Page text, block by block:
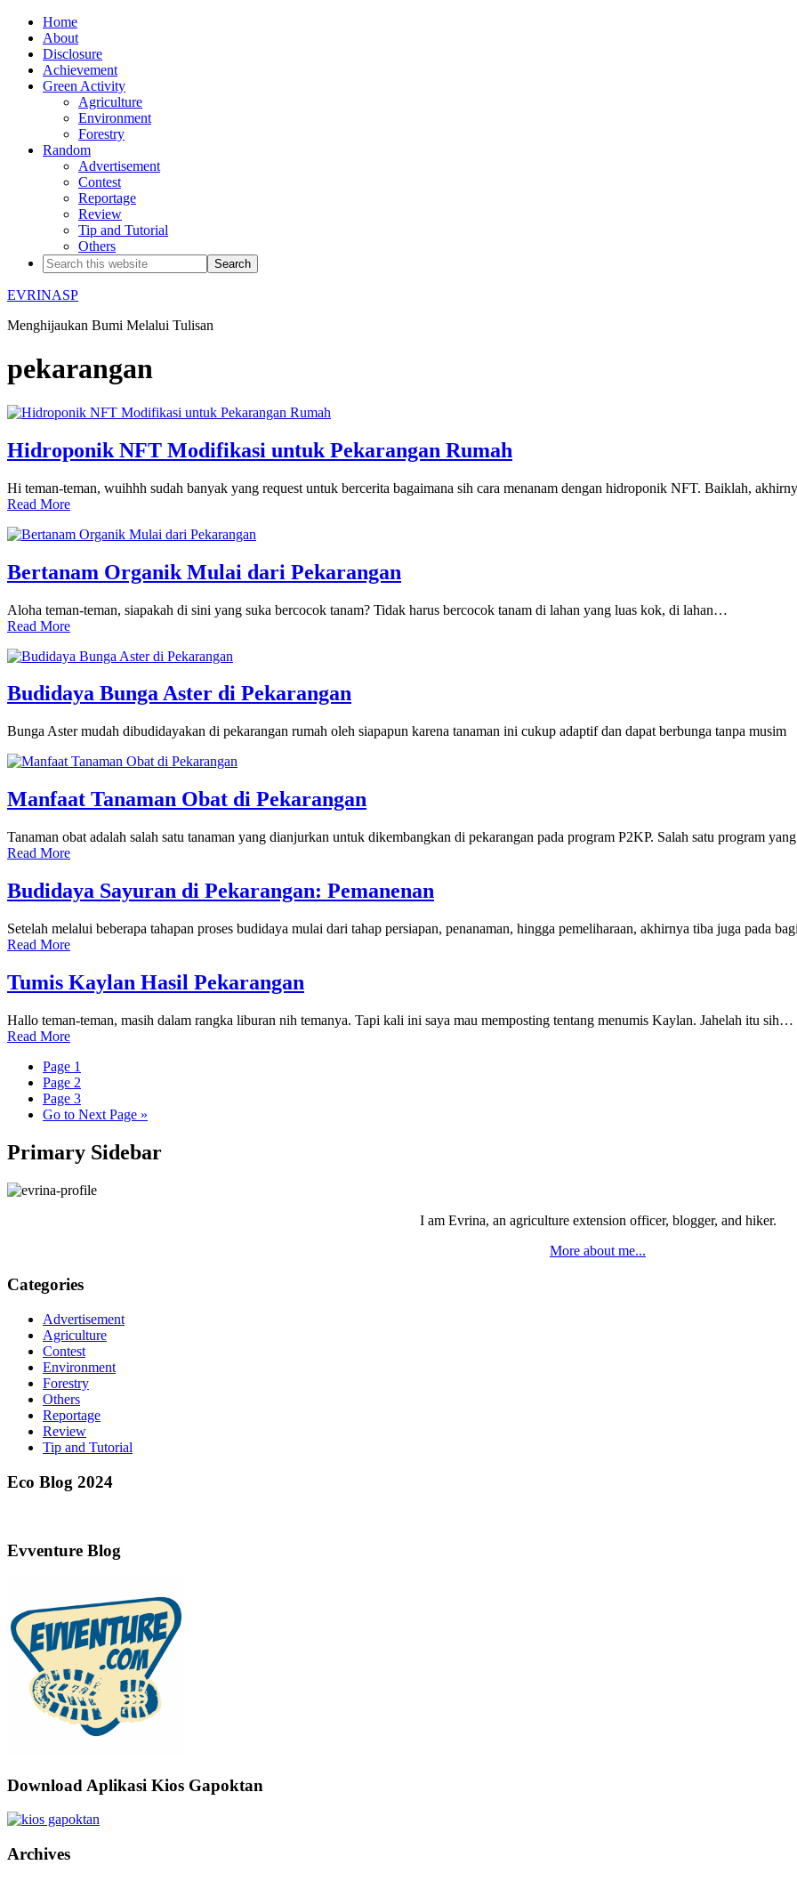
Home
About
Disclosure
Achievement
Green Activity
Agriculture
Environment
Forestry
Random
Advertisement
Contest
Reportage
Review
Tip and Tutorial
Others
EVRINASP
Menghijaukan Bumi Melalui Tulisan
pekarangan
Hidroponik NFT Modifikasi untuk Pekarangan Rumah
Hi teman-teman, wuihhh sudah banyak yang request untuk bercerita bagaimana sih cara menanam dengan hidroponik NFT. Baiklah,
Read More
Bertanam Organik Mulai dari Pekarangan
Aloha teman-teman, siapakah di sini yang suka bercocok tanam? Tidak harus bercocok tanam di lahan yang luas kok, di lahan…
Read More
Budidaya Bunga Aster di Pekarangan
Bunga Aster mudah dibudidayakan di pekarangan rumah oleh siapapun karena tanaman ini cukup adaptif dan dapat berbunga tanpa musim
Manfaat Tanaman Obat di Pekarangan
Tanaman obat adalah salah satu tanaman yang dianjurkan untuk dikembangkan di pekarangan pada program P2KP. Salah satu program
Read More
Budidaya Sayuran di Pekarangan: Pemanenan
Setelah melalui beberapa tahapan proses budidaya mulai dari tahap persiapan, penanaman, hingga pemeliharaan, akhirnya tiba juga pada
Read More
Tumis Kaylan Hasil Pekarangan
Hallo teman-teman, masih dalam rangka liburan nih temanya. Tapi kali ini saya mau memposting tentang menumis Kaylan. Jahelah itu sih…
Read More
Page 1
Page 2
Page 3
Go to Next Page »
Primary Sidebar
I am Evrina, an agriculture extension officer, blogger, and hiker.
More about me...
Categories
Advertisement
Agriculture
Contest
Environment
Forestry
Others
Reportage
Review
Tip and Tutorial
Eco Blog 2024
Evventure Blog
Download Aplikasi Kios Gapoktan
Archives